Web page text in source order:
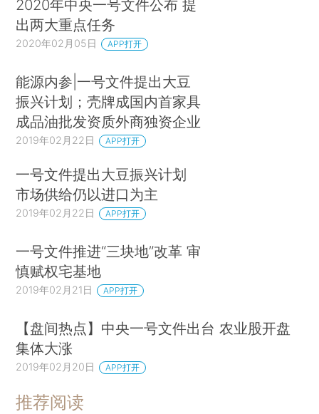
2020年中央一号文件公布 提
出两大重点任务
2020年02月05日 APP打开
能源内参|一号文件提出大豆
振兴计划；壳牌成国内首家具
成品油批发资质外商独资企业
2019年02月22日 APP打开
一号文件提出大豆振兴计划
市场供给仍以进口为主
2019年02月22日 APP打开
一号文件推进“三块地”改革 审
慎赋权宅基地
2019年02月21日 APP打开
【盘间热点】中央一号文件出台 农业股开盘
集体大涨
2019年02月20日 APP打开
推荐阅读